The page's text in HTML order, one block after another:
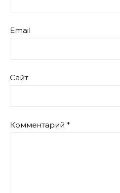
Email
Сайт
Комментарий *